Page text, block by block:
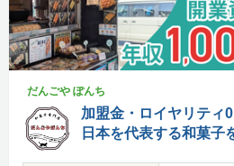
だんごや ぽんち
加盟金・ロイヤリティ
日本を代表する和菓子